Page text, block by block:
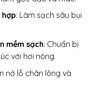
: Làm sạch sâu bụi
mềm sạch: Chuẩn bị
với hơi nóng.
nở lỗ chân lông và